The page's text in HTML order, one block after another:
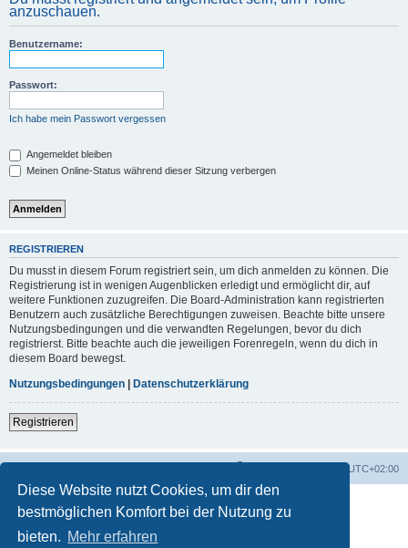
Diese Website nutzt Cookies, um dir den
bestmöglichen Komfort bei der Nutzung zu
bieten. Mehr erfahren
anzuschauen.
Benutzername:
Passwort:
Ich habe mein Passwort vergessen
Angemeldet bleiben
Meinen Online-Status während dieser Sitzung verbergen
REGISTRIEREN
Du musst in diesem Forum registriert sein, um dich anmelden zu können. Die
Registrierung ist in wenigen Augenblicken erledigt und ermöglicht dir, auf
weitere Funktionen zuzugreifen. Die Board-Administration kann registrierten
Benutzern auch zusätzliche Berechtigungen zuweisen. Beachte bitte unsere
Nutzungsbedingungen und die verwandten Regelungen, bevor du dich
registrierst. Bitte beachte auch die jeweiligen Forenregeln, wenn du dich in
diesem Board bewegst.
Nutzungsbedingungen | Datenschutzerklärung
Registrieren
UTC+02:00